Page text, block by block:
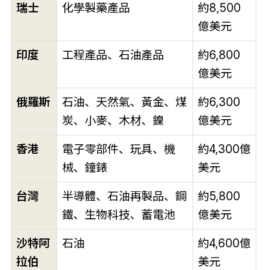
瑞士
化學製藥產品
約8,500
億美元
印度
工程產品、石油產品
約6,800
億美元
俄羅斯
石油、天然氣、黃金、煤
炭、小麥、木材、鎳
約6,300
億美元
香港
電子零部件、玩具、機
械、鐘錶
約4,300億
美元
台灣
半導體、石油再製品、鋼
鐵、生物科技、蓄電池
約5,800
億美元
沙特阿
拉伯
石油
約4,600億
美元